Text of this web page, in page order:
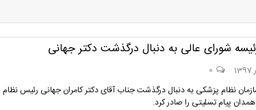
شورای عالی به دنبال درگذشت دکتر جهانی
0
نظام پزشکی به دنبال درگذشت جناب آقای دکتر کامران جهانی رئیس نظام
پیام تسلیتی را صادر کرد.